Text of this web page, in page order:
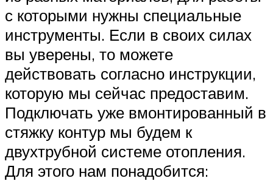
с которыми нужны специальные
инструменты. Если в своих силах
вы уверены, то можете
действовать согласно инструкции,
которую мы сейчас предоставим.
Подключать уже вмонтированный в
стяжку контур мы будем к
двухтрубной системе отопления.
Для этого нам понадобится: